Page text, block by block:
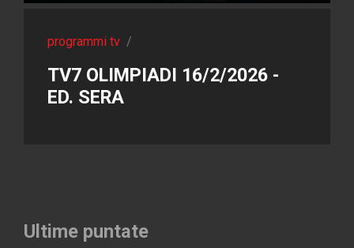
programmi tv /
TV7 OLIMPIADI 16/2/2026 -
ED. SERA
Ultime puntate